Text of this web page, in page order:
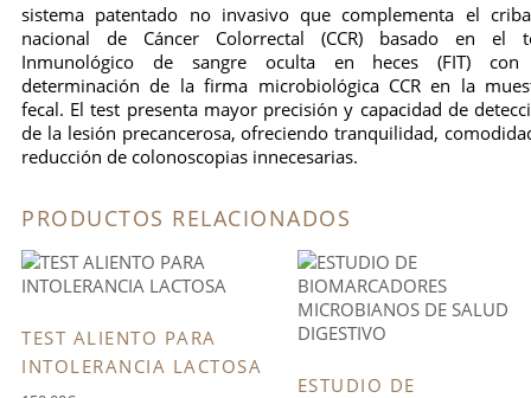
sistema patentado no invasivo que complementa el
nacional de Cáncer Colorrectal (CCR) basado en el
Inmunológico de sangre oculta en heces (FIT)
determinación de la firma microbiológica CCR en la
fecal. El test presenta mayor precisión y capacidad de
de la lesión precancerosa, ofreciendo tranquilidad,
reducción de colonoscopias innecesarias.
PRODUCTOS RELACIONADOS
TEST ALIENTO PARA
INTOLERANCIA LACTOSA
ESTUDIO DE